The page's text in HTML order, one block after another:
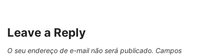
Leave a Reply
O seu endereço de e-mail não será publicado. Campos